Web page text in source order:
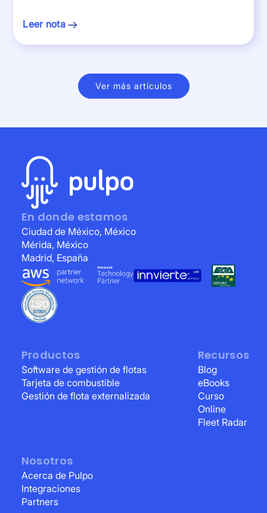
Leer nota
Ver más artículos
En donde estamos
Ciudad de México, México
Mérida, México
Madrid, España
Productos
Software de gestión de flotas
Tarjeta de combustible
Gestión de flota externalizada
Recursos
Blog
eBooks
Curso
Online
Fleet Radar
Nosotros
Acerca de Pulpo
Integraciones
Partners